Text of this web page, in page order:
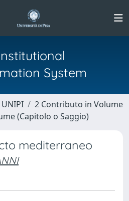
System
2 Contributo in Volume
(Capitolo o Saggio)
mediterraneo